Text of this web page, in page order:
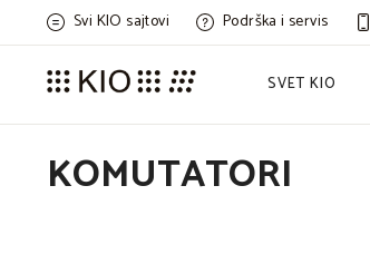
Svi KIO sajtovi Podrška i servis
SVET KIO
KOMUTATORI